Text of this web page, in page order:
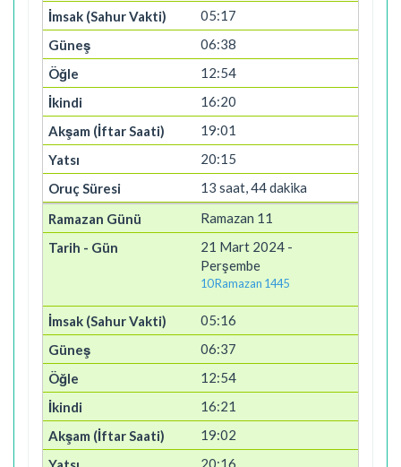
05:17
06:38
12:54
16:20
19:01
20:15
13 saat, 44 dakika
Ramazan 11
21 Mart 2024 -
Perşembe
10 Ramazan 1445
05:16
06:37
12:54
16:21
19:02
20:16